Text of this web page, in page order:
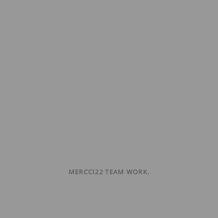
MERCCI22 TEAM WORK.